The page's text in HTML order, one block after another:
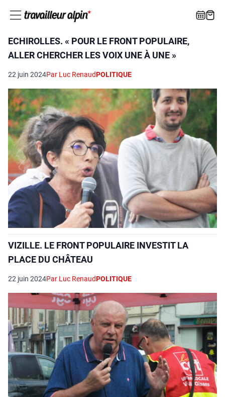
ECHIROLLES. « POUR LE FRONT POPULAIRE,
ALLER CHERCHER LES VOIX UNE À UNE »
22 juin 2024Par Luc RenaudPOLITIQUE
VIZILLE. LE FRONT POPULAIRE INVESTIT LA
PLACE DU CHÂTEAU
22 juin 2024Par Luc RenaudPOLITIQUE